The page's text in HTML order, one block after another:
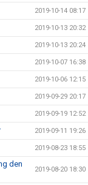
2019-10-14 08:17
2019-10-13 20:32
2019-10-13 20:24
2019-10-07 16:38
2019-10-06 12:15
2019-09-29 20:17
2019-09-19 12:52
2019-09-11 19:26
2019-08-23 18:55
den
2019-08-20 18:30